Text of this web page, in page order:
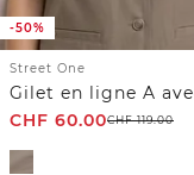
-50%
Street One
CHF 60.00CHF119.00